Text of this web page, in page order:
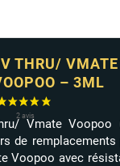
THRU/
– 3ML
Vmate Voopoo
de remplacements
Voopoo avec